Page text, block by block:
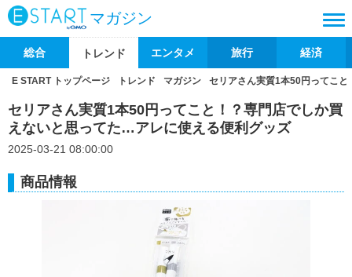
マガジン
総合 トレンド エンタメ 旅行 経済
E START トップページ トレンド マガジン セリアさん実質1本50円ってこ
セリアさん実質1本50円ってこと！？専門店でしか買
えないと思ってた…アレに使える便利グッズ
2025-03-21 08:00:00
商品情報